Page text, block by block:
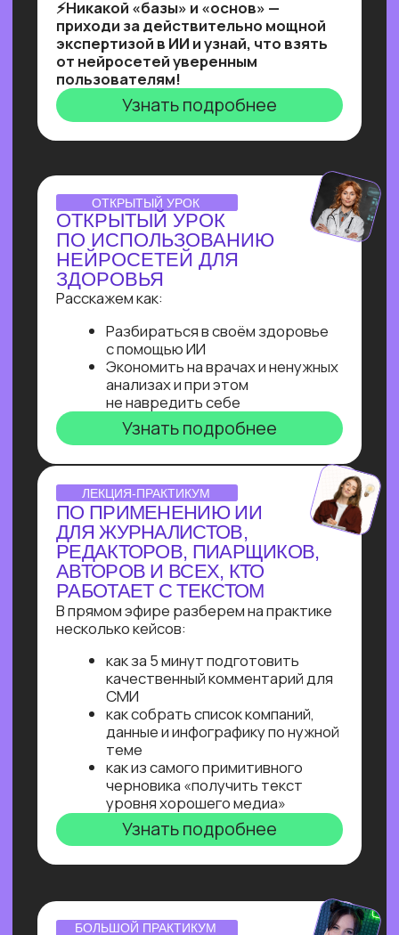
реализовывать такие решения,
и узнаешь, как найти 10+ заказчиков
на них даже без опыта работы!
Узнать подробнее
ОNLINE-ПРАКТИКУМ
ПО ЧАТ-БОТАМ
Узнай, как с нуля начать зарабатывать
на чат-ботах и уже через пару месяцев
и выйти на 100 т.р. за проект, создавая
востребованные решения для бизнеса
Узнайте, как освоить классическое
программирование и востребованные
методы разработкив 2−4 раза быстрее
с помощью нейросетей и no-соde
инструментов!
— Узнайте, как с нуля начать
зарабатывать на чат-ботах и уже через
пару месяцев и выйти на 100 т.р.
за проект, создавая востребованные
решения для бизнеса
Нейросети 28
IT-профессии 16
Для детей 8
Естественный интеллект 1
Высшее образование 2
Промпт-инжиниринг
Чат-боты
Вайб-кодинг